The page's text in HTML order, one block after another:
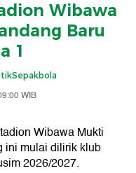
Wibawa
Baru
1
WIB
Wibawa Mukti
ini mulai dilirik klub
2026/2027.